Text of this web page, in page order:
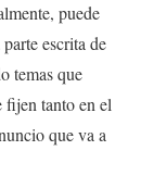
puede
escrita de
temas que
fijen tanto en el
que va a